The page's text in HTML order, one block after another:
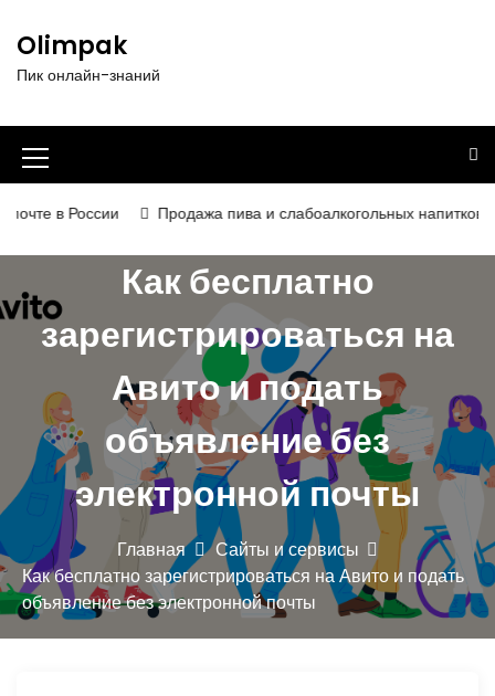
т
к
д
р
ж
Olimpak
Пик онлайн-знаний
И
к
о
н
к
а
м
е
н
ю
в России Продажа пива и слабоалкогольных напитков в
Как бесплатно
зарегистрироваться на
Авито и подать
объявление без
электронной почты
Главная
Сайты и сервисы
Как бесплатно зарегистрироваться на Авито и подать
объявление без электронной почты